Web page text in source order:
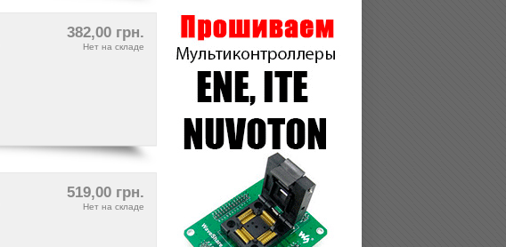
382,00 грн.
Нет на складе
519,00 грн.
Нет на складе